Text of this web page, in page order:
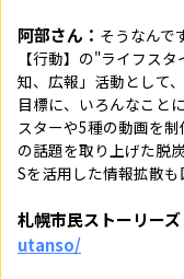
阿部さん： そうなんで
【行動】の"ライフス
知、広報」活動として
目標に、いろんなこと
スターや5種の動画を
の話題を取り上げた脱
Sを活用した情報拡散も
札幌市民ストーリーズ
utanso/